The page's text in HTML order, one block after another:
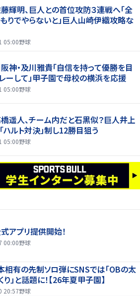
藤輝明、巨人との首位攻防３連戦へ「全
りでやらないと」巨人山崎伊織攻略な
05:00野球
阪神・及川雅貴「自信を持って優勝を目
ーして」甲子園で母校の横浜を応援
05:00野球
橋遥人、チーム内だと石黒似？巨人井上
ハルト対決」制し12勝目狙う
05:00野球
アプリ提供開始！
00:00野球
相有の先制ソロ弾にSNSでは「OBの太
り」と話題に！【26年夏甲子園】
20:57野球